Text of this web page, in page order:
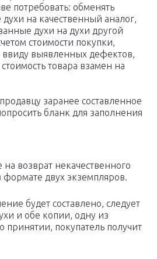
потребовать: обменять
на качественный аналог,
духи на духи другой
стоимости покупки,
ввиду выявленных дефектов,
товара взамен на
заранее составленное
бланк для заполнения
возврат некачественного
двух экземпляров.
будет составлено, следует
и обе копии, одну из
принятии, покупатель получит